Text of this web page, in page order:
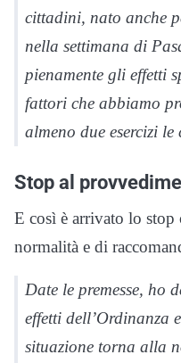
cittadini, nato anche
nella settimana di
pienamente gli effetti
fattori che abbiamo
almeno due esercizi
Stop al
E così è arrivato lo
normalità e di
Date le premesse, ho
effetti dell’Ordinanza
situazione torna alla